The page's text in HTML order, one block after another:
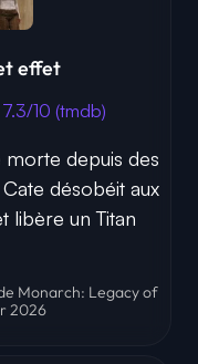
effet
7.3/10 (tmdb)
depuis des
désobéit aux
libère un Titan
Monarch: Legacy of
2026